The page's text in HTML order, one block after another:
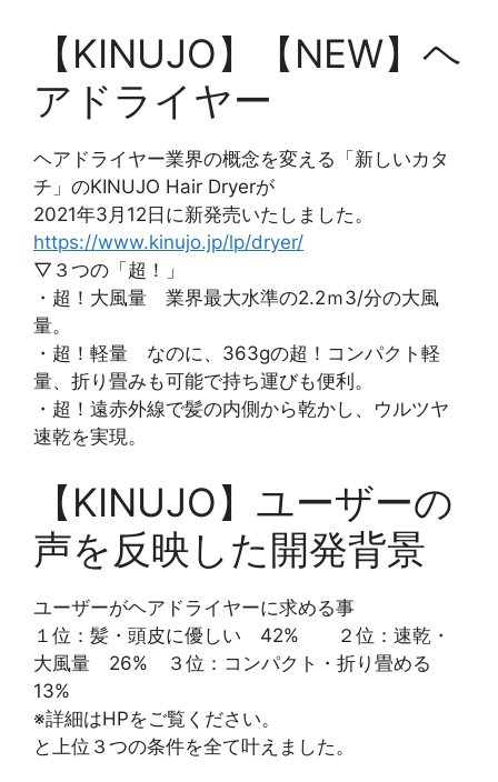
【KINUJO】【NEW】ヘ
アドライヤー
ヘアドライヤー業界の概念を変える「新しいカタ
チ」のKINUJO Hair Dryerが
2021年3月12日に新発売いたしました。
https://www.kinujo.jp/lp/dryer/
▽３つの「超！」
・超！大風量 業界最大水準の2.2ｍ3/分の大風
量。
・超！軽量 なのに、363gの超！コンパクト軽
量、折り畳みも可能で持ち運びも便利。
・超！遠赤外線で髪の内側から乾かし、ウルツヤ
速乾を実現。
【KINUJO】ユーザーの
声を反映した開発背景
ユーザーがヘアドライヤーに求める事
１位：髪・頭皮に優しい 42% ２位：速乾・
大風量 26% ３位：コンパクト・折り畳める
13%
※詳細はHPをご覧ください。
と上位３つの条件を全て叶えました。